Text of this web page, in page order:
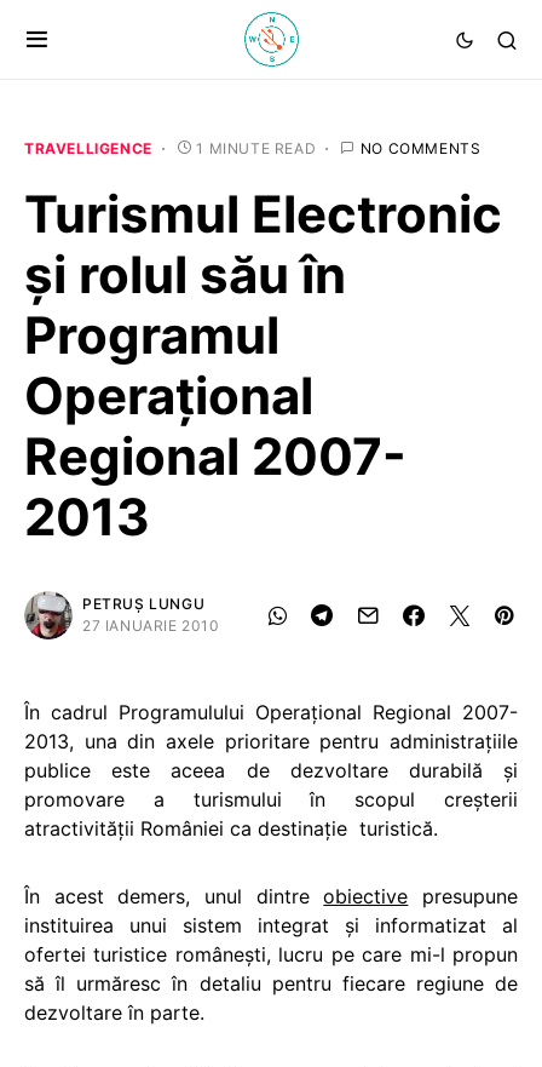
TRAVELLIGENCE 1 MINUTE READ NO COMMENTS
Turismul Electronic
şi rolul său în
Programul
Operaţional
Regional 2007-
2013
PETRUȘ LUNGU
27 IANUARIE 2010
În cadrul Programulului Operaţional Regional 2007-
2013, una din axele prioritare pentru administraţiile
publice este aceea de dezvoltare durabilă şi
promovare a turismului în scopul creşterii
atractivităţii României ca destinaţie turistică.
În acest demers, unul dintreobiective presupune
instituirea unui sistem integrat şi informatizat al
ofertei turistice româneşti, lucru pe care mi-l propun
să îl urmăresc în detaliu pentru fiecare regiune de
dezvoltare în parte.